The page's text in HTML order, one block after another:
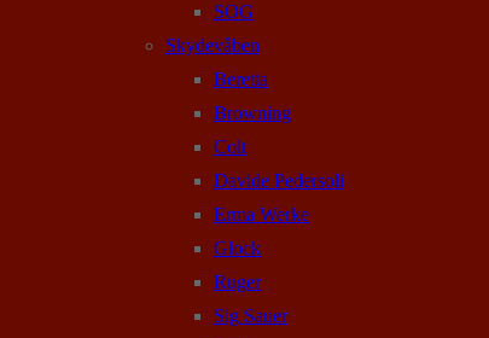
SOG
Skydevåben
Beretta
Browning
Colt
Davide Pedersoli
Erma Werke
Glock
Ruger
Sig Sauer